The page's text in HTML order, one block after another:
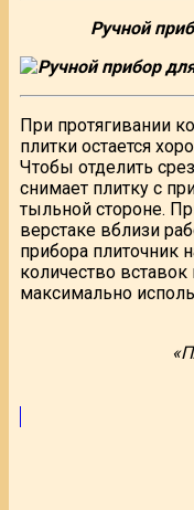
Ручной
При протягивании
плитки остается
Чтобы отделить
снимает плитку с
тыльной стороне.
верстаке вблизи
прибора плиточник
количество
максимально